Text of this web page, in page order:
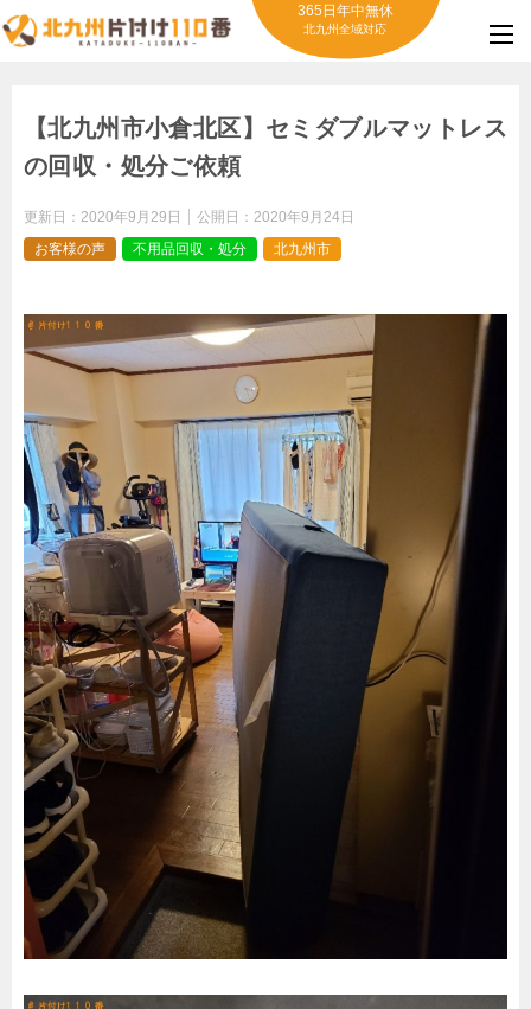
365日年中無休
北九州全域対応
【北九州市小倉北区】セミダブルマットレス
の回収・処分ご依頼
更新日： 2020年9月29日 公開日： 2020年9月24日
お客様の声
不用品回収・処分 北九州市